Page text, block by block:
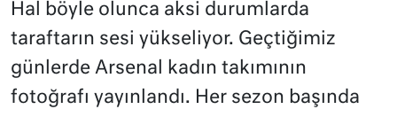
Hal böyle olunca aksi durumlarda
taraftarın sesi yükseliyor. Geçtiğimiz
günlerde Arsenal kadın takımının
fotoğrafı yayınlandı. Her sezon başında